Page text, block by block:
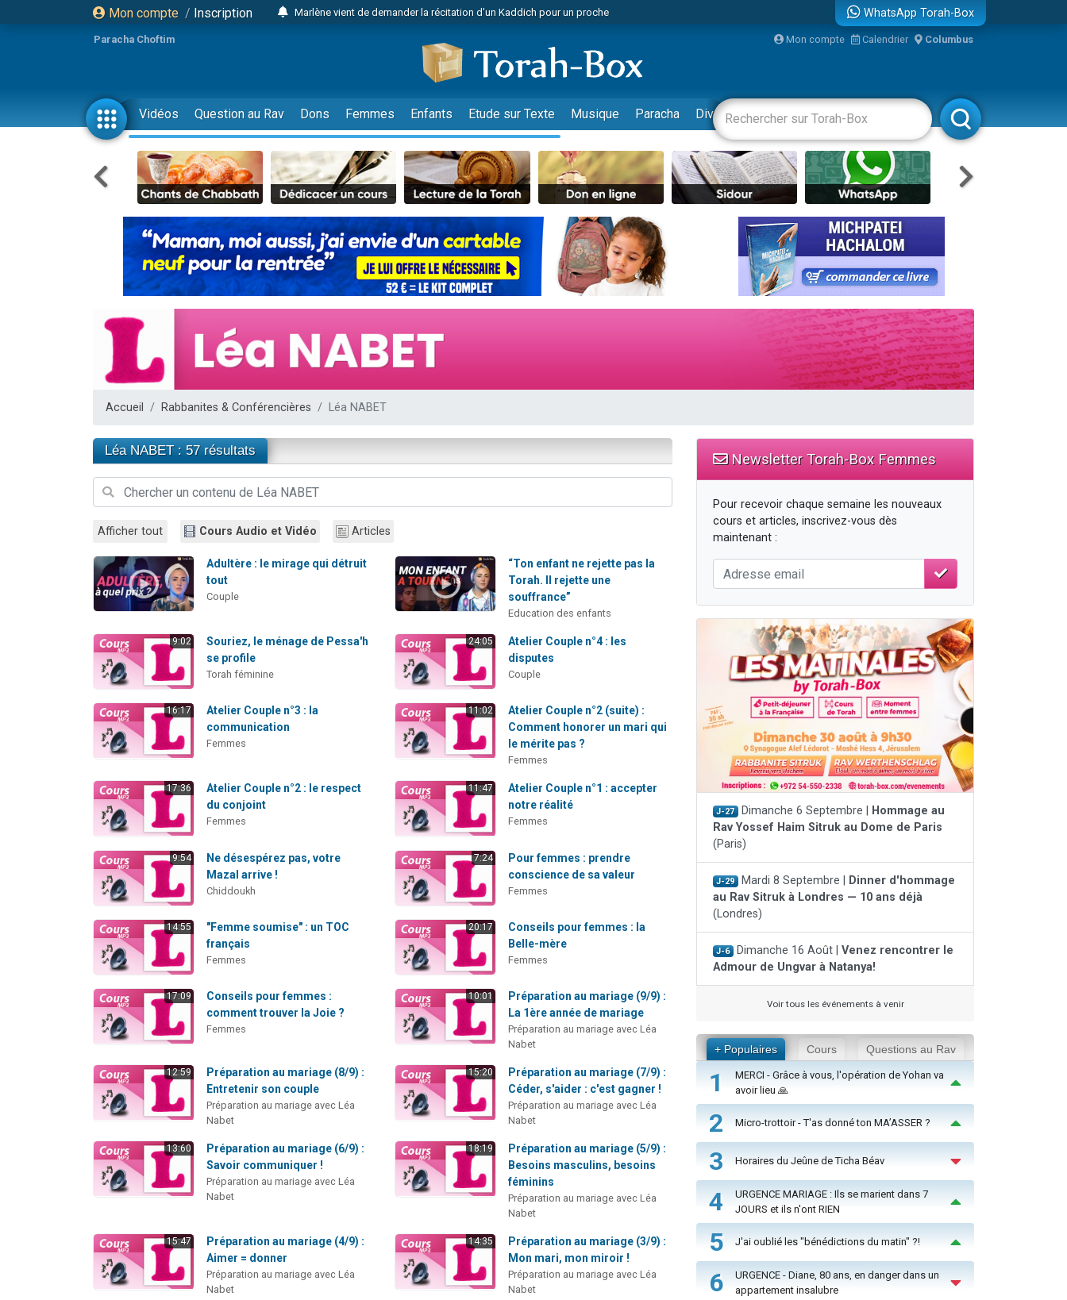
Mon compte / Inscription
Marlène vient de demander la récitation d'un Kaddich pour un proche
2 personnes viennent de nous rejoindre sur WhatsApp
Eli vient de donner son Maasser
3 personnes viennent de faire un don pour Événements Torah-Box
Lisbel Esther vient de donner son Maasser
2 personnes viennent de faire un don pour Tsédaka : pauvres d'Israel
3 personnes viennent de nous rejoindre sur WhatsApp
11 personnes viennent de demander une bénédiction
Il reste 49 places pour étudier en groupe sur Zoom
3 personnes viennent de faire un don pour Diane, 80 ans, dans un appartement insalubre
2 personnes viennent de nous rejoindre sur WhatsApp
29 personnes viennent de demander une bénédiction
2 personnes viennent de nous rejoindre sur WhatsApp
6 personnes viennent de nous rejoindre sur WhatsApp
4 personnes viennent de faire un don pour Reloger Rivka, 6 enfants, victime de violences...
4 personnes viennent de nous rejoindre sur WhatsApp
3 nouvelles musiques dans Torah-Box Music
WhatsApp Torah-Box
Paracha Choftim Mon compte Calendrier Columbus
Vidéos Question au Rav Dons Femmes Enfants Etude sur Texte Musique Paracha Divertissements Livres Rabbanim
Accueil Rabbanites & Conférencières Léa NABET
Léa NABET : 57 résultats
Afficher tout Cours Audio et Vidéo Articles
Adultère : le mirage qui détruit
tout
Couple
“Ton enfant ne rejette pas la
Torah. Il rejette une
souffrance”
Education des enfants
9:02
Souriez, le ménage de Pessa'h
se profile
Torah féminine
24:05
Atelier Couple n°4 : les
disputes
Couple
16:17
Atelier Couple n°3 : la
communication
Femmes
11:02
Atelier Couple n°2 (suite) :
Comment honorer un mari qui
le mérite pas ?
Femmes
17:36
Atelier Couple n°2 : le respect
du conjoint
Femmes
11:47
Atelier Couple n°1 : accepter
notre réalité
Femmes
9:54
Ne désespérez pas, votre
Mazal arrive !
Chiddoukh
7:24
Pour femmes : prendre
conscience de sa valeur
Femmes
14:55
"Femme soumise" : un TOC
français
Femmes
20:17
Conseils pour femmes : la
Belle-mère
Femmes
17:09
Conseils pour femmes :
comment trouver la Joie ?
Femmes
10:01
Préparation au mariage (9/9) :
La 1ère année de mariage
Préparation au mariage avec Léa
Nabet
12:59
Préparation au mariage (8/9) :
Entretenir son couple
Préparation au mariage avec Léa
Nabet
15:20
Préparation au mariage (7/9) :
Céder, s'aider : c'est gagner !
Préparation au mariage avec Léa
Nabet
13:60
Préparation au mariage (6/9) :
Savoir communiquer !
Préparation au mariage avec Léa
Nabet
18:19
Préparation au mariage (5/9) :
Besoins masculins, besoins
féminins
Préparation au mariage avec Léa
Nabet
15:47
Préparation au mariage (4/9) :
Aimer = donner
Préparation au mariage avec Léa
Nabet
14:35
Préparation au mariage (3/9) :
Mon mari, mon miroir !
Préparation au mariage avec Léa
Nabet
Newsletter Torah-Box Femmes
Pour recevoir chaque semaine les nouveaux
cours et articles, inscrivez-vous dès
maintenant :
J-27 Dimanche 6 Septembre |
Hommage au
Rav Yossef Haim Sitruk au Dome de Paris
(Paris)
J-29 Mardi 8 Septembre |
Dinner d'hommage
au Rav Sitruk à Londres — 10 ans déjà
(Londres)
J-6 Dimanche 16 Août | Venez rencontrer le
Admour de Ungvar à Natanya!
Voir tous les événements à venir
+ Populaires Cours Questions au Rav
1
MERCI - Grâce à vous, l'opération de Yohan va
avoir lieu 🙏
2 Micro-trottoir - T'as donné ton MA’ASSER ?
3 Horaires du Jeûne de Ticha Béav
4
URGENCE MARIAGE : Ils se marient dans 7
JOURS et ils n'ont RIEN
5 J'ai oublié les "bénédictions du matin" ?!
6
URGENCE - Diane, 80 ans, en danger dans un
appartement insalubre